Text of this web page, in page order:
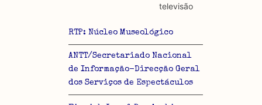
RTP: Núcleo Museológico
ANTT/Secretariado Nacional
de Informação-Direcção Geral
dos Serviços de Espectáculos
televisão